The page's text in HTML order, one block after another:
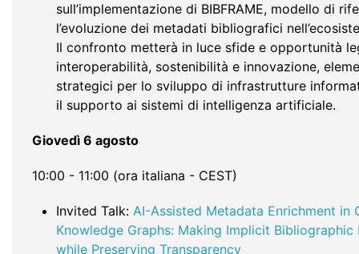
sull’implementazione di BIBFRAME, modello di
l’evoluzione dei metadati bibliografici
Il confronto metterà in luce sfide e opportunità
interoperabilità, sostenibilità e innovazione,
strategici per lo sviluppo di infrastrutture
il supporto ai sistemi di intelligenza artificiale.
Giovedì 6 agosto
10:00 - 11:00 (ora italiana - CEST)
Invited Talk: AI-Assisted Metadata Enrichment in
Knowledge Graphs: Making Implicit
while Preserving Transparency